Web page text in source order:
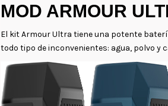
MOD ARMOUR
El kit Armour Ultra tiene una potente
todo tipo de inconvenientes: agua, polvo y